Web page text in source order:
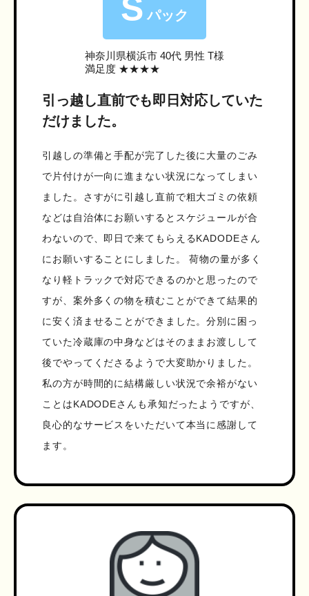
S パック
神奈川県横浜市 40代 男性 T様
満足度 ★★★★
引っ越し直前でも即日対応していた
だけました。
引越しの準備と手配が完了した後に大量のごみ
で片付けが一向に進まない状況になってしまい
ました。さすがに引越し直前で粗大ゴミの依頼
などは自治体にお願いするとスケジュールが合
わないので、即日で来てもらえるKADODEさん
にお願いすることにしました。 荷物の量が多く
なり軽トラックで対応できるのかと思ったので
すが、案外多くの物を積むことができて結果的
に安く済ませることができました。分別に困っ
ていた冷蔵庫の中身などはそのままお渡しして
後でやってくださるようで大変助かりました。
私の方が時間的に結構厳しい状況で余裕がない
ことはKADODEさんも承知だったようですが、
良心的なサービスをいただいて本当に感謝して
ます。